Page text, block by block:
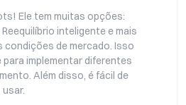
Ele tem muitas opções:
inteligente e mais
condições de mercado. Isso
para implementar diferentes
Além disso, é fácil de
usar.